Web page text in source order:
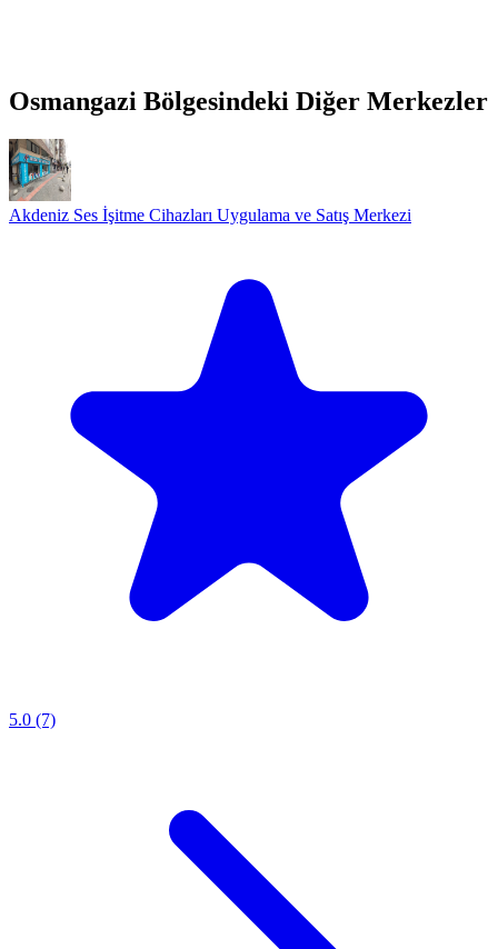
Osmangazi Bölgesindeki Diğer Merkezler
Akdeniz Ses İşitme Cihazları Uygulama ve Satış Merkezi
5.0 (7)